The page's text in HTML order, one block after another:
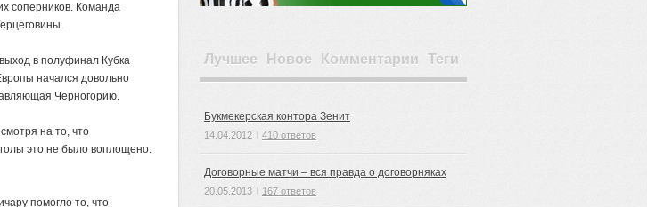
соперников. Команда
в полуфинал Кубка
начался довольно
Черногорию.
на то, что
это не было воплощено.
помогло то, что
Лучшее Новое Комментарии Теги
Букмекерская контора Зенит
14.04.2012 410 ответов
Договорные матчи – вся правда о договорняках
20.05.2013 167 ответов